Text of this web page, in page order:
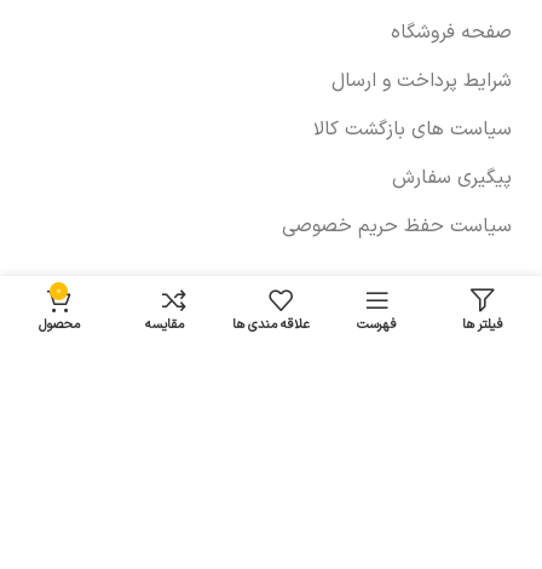
صفحه فروشگاه
شرایط پرداخت و ارسال
سیاست های بازگشت کالا
پیگیری سفارش
سیاست حفظ حریم خصوصی
خودروها
فیلتر ها فهرست علاقه مندی ها مقایسه
0
محصول